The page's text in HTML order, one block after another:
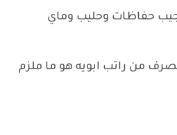
حفاظات وحليب وماي
من راتب ابويه هو ما ملزم